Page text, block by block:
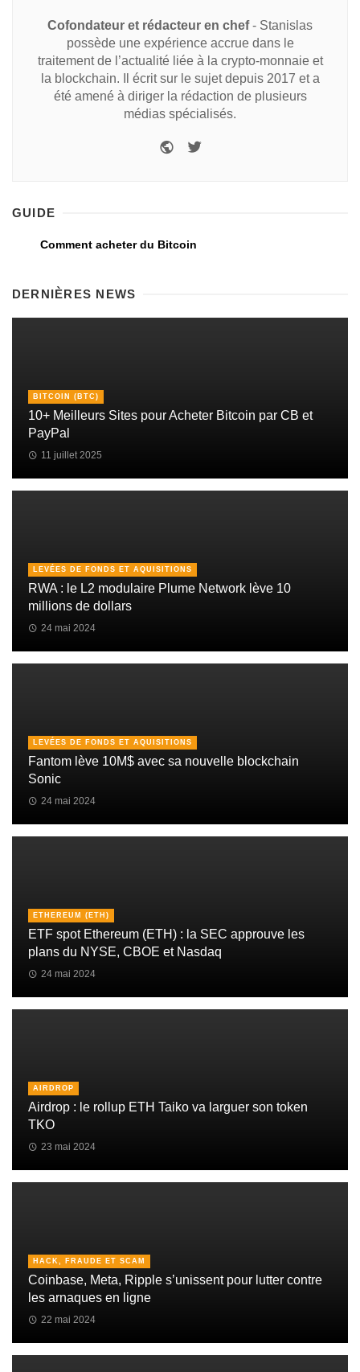
Cofondateur et rédacteur en chef- Stanislas
possède une expérience accrue dans le
traitement de l’actualité liée à la crypto-monnaie et
la blockchain. Il écrit sur le sujet depuis 2017 et a
été amené à diriger la rédaction de plusieurs
médias spécialisés.
GUIDE
Comment acheter du Bitcoin
DERNIÈRES NEWS
BITCOIN (BTC)
10+ Meilleurs Sites pour Acheter Bitcoin par CB et
PayPal
11 juillet 2025
LEVÉES DE FONDS ET AQUISITIONS
RWA : le L2 modulaire Plume Network lève 10
millions de dollars
24 mai 2024
LEVÉES DE FONDS ET AQUISITIONS
Fantom lève 10M$ avec sa nouvelle blockchain
Sonic
24 mai 2024
ETHEREUM (ETH)
ETF spot Ethereum (ETH) : la SEC approuve les
plans du NYSE, CBOE et Nasdaq
24 mai 2024
AIRDROP
Airdrop : le rollup ETH Taiko va larguer son token
TKO
23 mai 2024
HACK, FRAUDE ET SCAM
Coinbase, Meta, Ripple s’unissent pour lutter contre
les arnaques en ligne
22 mai 2024